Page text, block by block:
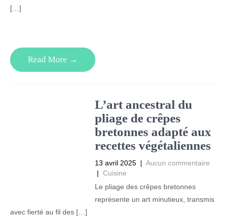
[…]
Read More →
L’art ancestral du
pliage de crêpes
bretonnes adapté aux
recettes végétaliennes
13 avril 2025 | Aucun commentaire
| Cuisine
Le pliage des crêpes bretonnes
représente un art minutieux, transmis
avec fierté au fil des […]